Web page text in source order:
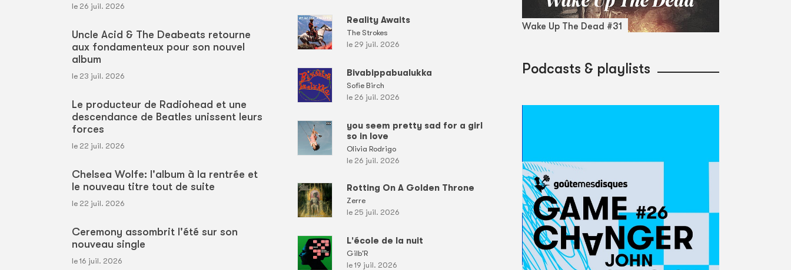
le 26 juil. 2026
Uncle Acid & The Deabeats retourne
aux fondamenteux pour son nouvel
album
le 23 juil. 2026
Le producteur de Radiohead et une
descendance de Beatles unissent leurs
forces
le 22 juil. 2026
Chelsea Wolfe: l'album à la rentrée et
le nouveau titre tout de suite
le 22 juil. 2026
Ceremony assombrit l'été sur son
nouveau single
le 16 juil. 2026
Reality Awaits
The Strokes
le 29 juil. 2026
Bivabippabualukka
Sofie Birch
le 26 juil. 2026
you seem pretty sad for a girl
so in love
Olivia Rodrigo
le 26 juil. 2026
Rotting On A Golden Throne
Zerre
le 25 juil. 2026
L'école de la nuit
Gilb'R
le 19 juil. 2026
Wake Up The Dead #31
Podcasts & playlists